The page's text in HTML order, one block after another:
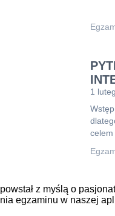
1
celem
z myślą o
egzaminu w naszej